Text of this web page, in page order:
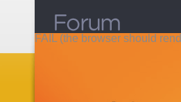
FAIL (the browser should